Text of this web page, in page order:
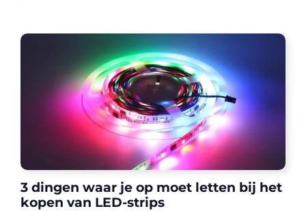
3 dingen waar je op moet letten bij het
kopen van LED-strips